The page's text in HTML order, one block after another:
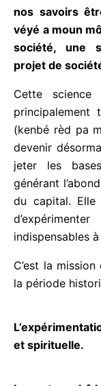
Pou nou bityé
Nous avons
chitou, véyé a
de la vie en
porteuse d’un
organisé.
Cette science
principalement
(kenbé rèd pa
devenir
générant
sphère du
souveraineté,
C’est la